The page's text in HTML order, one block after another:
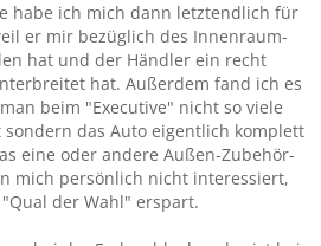
habe ich mich dann letztendlich für
er mir bezüglich des Innenraum-
hat und der Händler ein recht
hat. Außerdem fand ich es
beim "Executive" nicht so viele
das Auto eigentlich komplett
eine oder andere Außen-Zubehör-
mich persönlich nicht interessiert,
der Wahl" erspart.